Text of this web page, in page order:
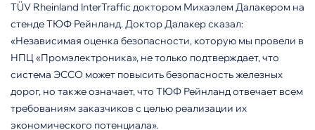
TÜV Rheinland InterTraffic доктором Михаэлем Далакером на
стенде ТЮФ Рейнланд. Доктор Далакер сказал:
«Независимая оценка безопасности, которую мы провели в
НПЦ «Промэлектроника», не только подтверждает, что
система ЭССО может повысить безопасность железных
дорог, но также означает, что ТЮФ Рейнланд отвечает всем
требованиям заказчиков с целью реализации их
экономического потенциала».